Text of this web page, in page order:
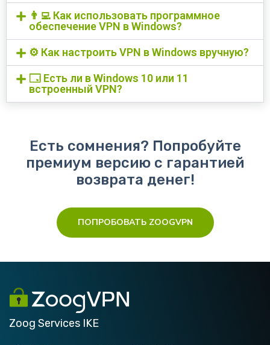
👨‍💻 Как использовать программное
обеспечение VPN в Windows?
⚙️ Как настроить VPN в Windows вручную?
🗔 Есть ли в Windows 10 или 11
встроенный VPN?
Есть сомнения? Попробуйте
премиум версию с гарантией
возврата денег!
ПОПРОБОВАТЬ ZOOGVPN
Zoog Services IKE